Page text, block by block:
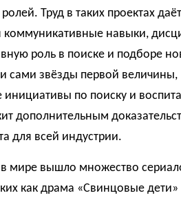
Труд в таких проектах
коммуникативные навыки,
роль в поиске и подборе
сами звёзды первой величины,
по поиску и
дополнительным
для всей индустрии.
в мире вышло множество
как драма «Свинцовые дети»